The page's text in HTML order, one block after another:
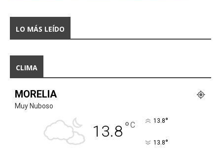
LO MÁS LEÍDO
CLIMA
MORELIA
Muy Nuboso
13.8°C 13.8°
13.8°